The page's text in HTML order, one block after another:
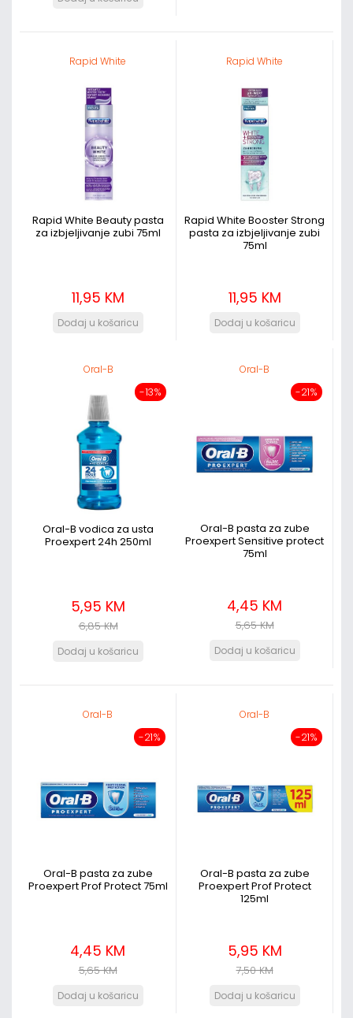
Rapid White
Rapid White Beauty pasta
za izbjeljivanje zubi 75ml
11,95 KM
Rapid White
Rapid White Booster Strong
pasta za izbjeljivanje zubi
75ml
11,95 KM
Oral-B
-13%
Oral-B vodica za usta
Proexpert 24h 250ml
5,95 KM
6,85 KM
Oral-B
-21%
Oral-B pasta za zube
Proexpert Sensitive protect
75ml
4,45 KM
5,65 KM
Oral-B
-21%
Oral-B pasta za zube
Proexpert Prof Protect 75ml
4,45 KM
5,65 KM
Oral-B
-21%
Oral-B pasta za zube
Proexpert Prof Protect
125ml
5,95 KM
7,50 KM